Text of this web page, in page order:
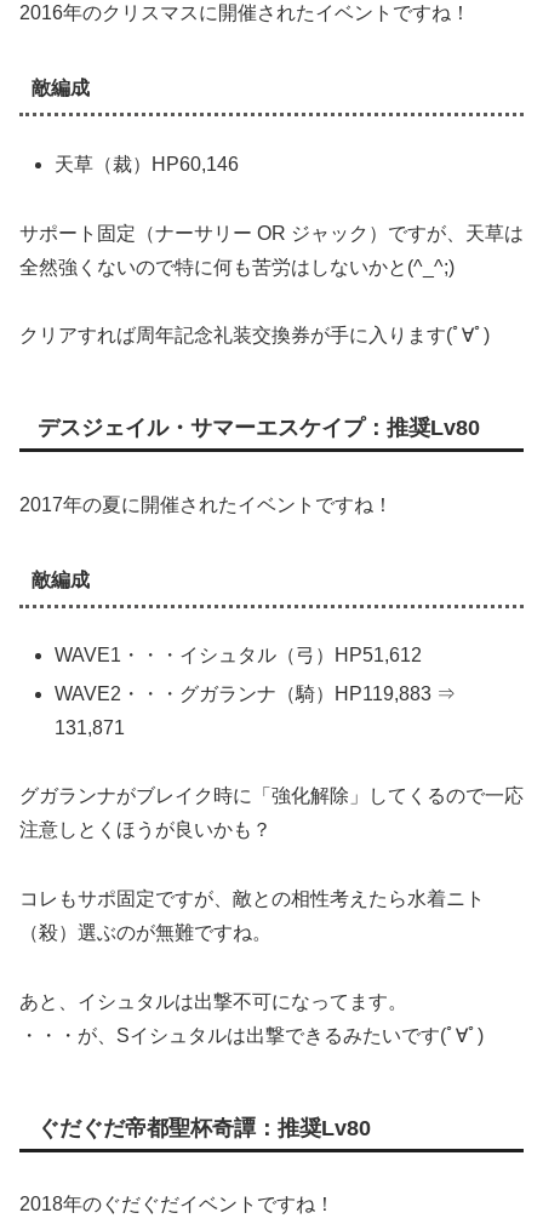
2016年のクリスマスに開催されたイベントですね！
敵編成
天草（裁）HP60,146
サポート固定（ナーサリー OR ジャック）ですが、天草は
全然強くないので特に何も苦労はしないかと(^_^;)
クリアすれば周年記念礼装交換券が手に入ります(ﾟ∀ﾟ)
デスジェイル・サマーエスケイプ：推奨Lv80
2017年の夏に開催されたイベントですね！
敵編成
WAVE1・・・イシュタル（弓）HP51,612
WAVE2・・・グガランナ（騎）HP119,883 ⇒
131,871
グガランナがブレイク時に「強化解除」してくるので一応
注意しとくほうが良いかも？
コレもサポ固定ですが、敵との相性考えたら水着ニト
（殺）選ぶのが無難ですね。
あと、イシュタルは出撃不可になってます。
・・・が、Sイシュタルは出撃できるみたいです(ﾟ∀ﾟ)
ぐだぐだ帝都聖杯奇譚：推奨Lv80
2018年のぐだぐだイベントですね！